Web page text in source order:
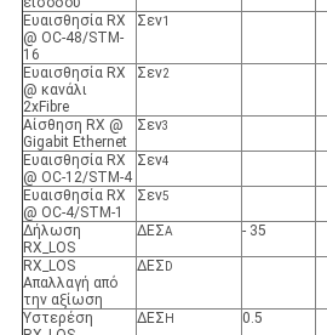
Ευαισθησία RX
@ OC-48/STM-
16
Σεν1
Ευαισθησία RX
@ κανάλι
2xFibre
Σεν2
Αίσθηση RX @
Gigabit Ethernet
Σεν3
Ευαισθησία RX
@ OC-12/STM-4
Σεν4
Ευαισθησία RX
@ OC-4/STM-1
Σεν5
Δήλωση
RX_LOS
ΔΕΣΑ - 35
RX_LOS
Απαλλαγή από
την αξίωση
ΔΕΣ D
Υστερέση
ΔΕΣ H 0.5